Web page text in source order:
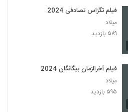
فیلم تگزاس تصادفی 2024
میلاد
۵۸۹ بازدید
فیلم آخرالزمان بیگانگان 2024
میلاد
۵۹۵ بازدید